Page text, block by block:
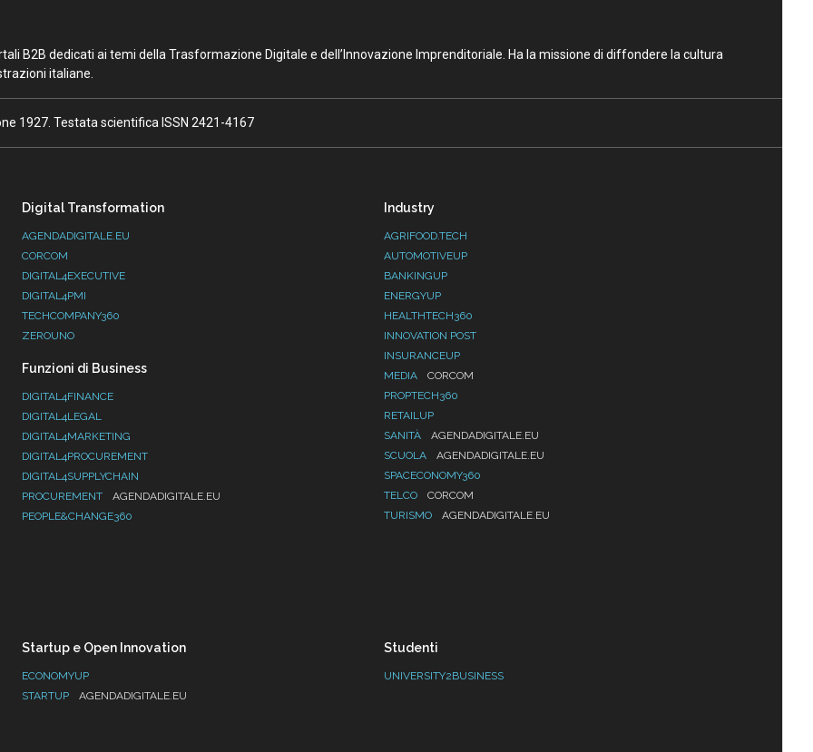
B2B dedicati ai temi della Trasformazione Digitale e dell’Innovazione Imprenditoriale. Ha la missione di diffondere la cultura
italiane.
1927. Testata scientifica ISSN 2421-4167
Digital Transformation
AGENDADIGITALE.EU
CORCOM
DIGITAL4EXECUTIVE
DIGITAL4PMI
TECHCOMPANY360
ZEROUNO
Funzioni di Business
DIGITAL4FINANCE
DIGITAL4LEGAL
DIGITAL4MARKETING
DIGITAL4PROCUREMENT
DIGITAL4SUPPLYCHAIN
PROCUREMENT
AGENDADIGITALE.EU
PEOPLE&CHANGE360
Industry
AGRIFOOD.TECH
AUTOMOTIVEUP
BANKINGUP
ENERGYUP
HEALTHTECH360
INNOVATION POST
INSURANCEUP
MEDIA
CORCOM
PROPTECH360
RETAILUP
SANITÀ
AGENDADIGITALE.EU
SCUOLA
AGENDADIGITALE.EU
SPACECONOMY360
TELCO
CORCOM
TURISMO
AGENDADIGITALE.EU
Startup e Open Innovation
ECONOMYUP
STARTUP
AGENDADIGITALE.EU
Studenti
UNIVERSITY2BUSINESS